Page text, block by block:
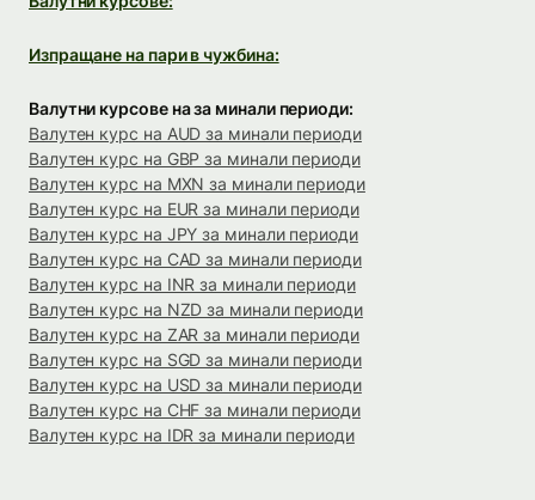
Изпращане на пари в чужбина:
Валутни курсове на за минали периоди:
Валутен курс на AUD за минали периоди
Валутен курс на GBP за минали периоди
Валутен курс на MXN за минали периоди
Валутен курс на EUR за минали периоди
Валутен курс на JPY за минали периоди
Валутен курс на CAD за минали периоди
Валутен курс на INR за минали периоди
Валутен курс на NZD за минали периоди
Валутен курс на ZAR за минали периоди
Валутен курс на SGD за минали периоди
Валутен курс на USD за минали периоди
Валутен курс на CHF за минали периоди
Валутен курс на IDR за минали периоди